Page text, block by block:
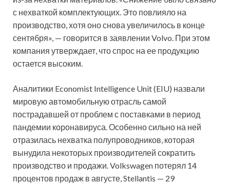
с нехваткой комплектующих. Это повлияло на
производство, хотя оно снова увеличилось в конце
сентября», — говорится в заявлении Volvo. При этом
компания утверждает, что спрос на ее продукцию
остается высоким.
Аналитики Economist Intelligence Unit (EIU) назвали
мировую автомобильную отрасль самой
пострадавшей от проблем с поставками в период
пандемии коронавируса. Особенно сильно на ней
отразилась нехватка полупроводников, которая
вынудила некоторых производителей сократить
производство и продажи. Volkswagen потерял 14
процентов продаж в августе, Stellantis — 29